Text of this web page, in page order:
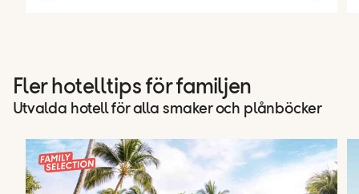
Fler hotelltips för familjen
Utvalda hotell för alla smaker och plånböcker